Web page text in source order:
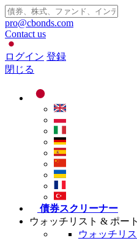
pro@cbonds.com
Contact us
ログイン 登録
閉じる
債券スクリーナー
ウォッチリスト & ポー
ウォッチリス